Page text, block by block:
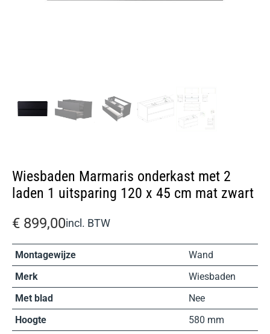
Wiesbaden Marmaris onderkast met 2
laden 1 uitsparing 120 x 45 cm mat zwart
€ 899,00incl. BTW
Montagewijze
Wand
Merk
Wiesbaden
Met blad
Nee
Hoogte
580 mm